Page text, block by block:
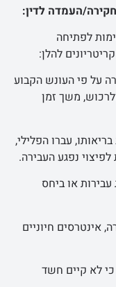
העמדה לדין:
לפתיחה
להלן:
על פי העונש הקבוע
משך זמן
עברו הפלילי,
נפגע העבירה.
או ביחס
אינטרסים חיוניים
לא קיים חשד